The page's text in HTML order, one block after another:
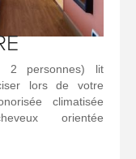
2 personnes) lit
lors de votre
climatisée
orientée